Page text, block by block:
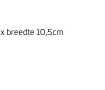
breedte 10,5cm